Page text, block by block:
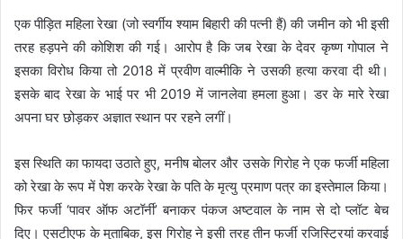
एक पीड़ित महिला रेखा (जो स्वर्गीय श्याम बिहारी की पत्नी हैं) की जमीन को भी इसी
तरह हड़पने की कोशिश की गई। आरोप है कि जब रेखा के देवर कृष्ण गोपाल ने
इसका विरोध किया तो 2018 में प्रवीण वाल्मीकि ने उसकी हत्या करवा दी थी।
इसके बाद रेखा के भाई पर भी 2019 में जानलेवा हमला हुआ। डर के मारे रेखा
अपना घर छोड़कर अज्ञात स्थान पर रहने लगीं।
इस स्थिति का फायदा उठाते हुए, मनीष बोलर और उसके गिरोह ने एक फर्जी महिला
को रेखा के रूप में पेश करके रेखा के पति के मृत्यु प्रमाण पत्र का इस्तेमाल किया।
फिर फर्जी ‘पावर ऑफ अटॉर्नी’ बनाकर पंकज अष्टवाल के नाम से दो प्लॉट बेच
दिए। एसटीएफ के मुताबिक, इस गिरोह ने इसी तरह तीन फर्जी रजिस्ट्रियां करवाई